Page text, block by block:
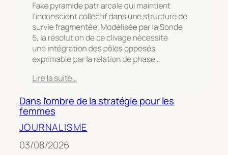
Dans l’ombre de la stratégie pour les
femmes
JOURNALISME
03/08/2026